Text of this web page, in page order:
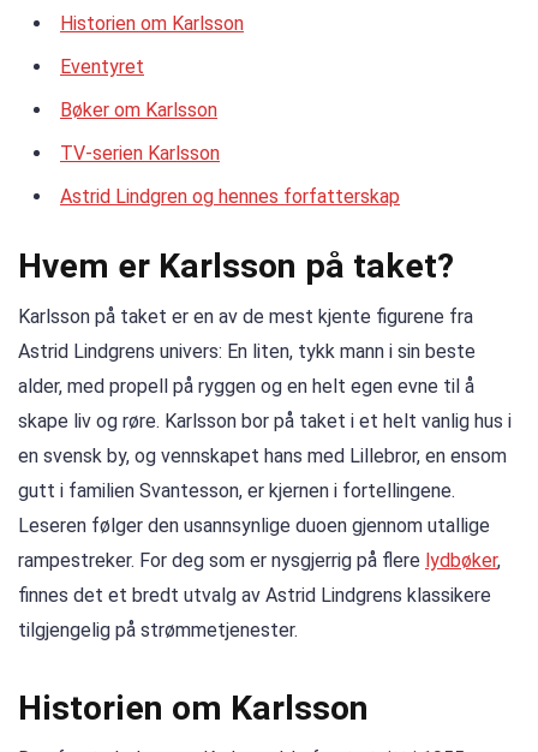
Historien om Karlsson
Eventyret
Bøker om Karlsson
TV-serien Karlsson
Astrid Lindgren og hennes forfatterskap
Hvem er Karlsson på taket?
Karlsson på taket er en av de mest kjente figurene fra
Astrid Lindgrens univers: En liten, tykk mann i sin beste
alder, med propell på ryggen og en helt egen evne til å
skape liv og røre. Karlsson bor på taket i et helt vanlig hus i
en svensk by, og vennskapet hans med Lillebror, en ensom
gutt i familien Svantesson, er kjernen i fortellingene.
Leseren følger den usannsynlige duoen gjennom utallige
rampestreker. For deg som er nysgjerrig på flere lydbøker,
finnes det et bredt utvalg av Astrid Lindgrens klassikere
tilgjengelig på strømmetjenester.
Historien om Karlsson